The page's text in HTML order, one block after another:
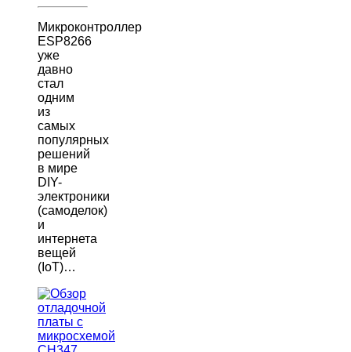
Микроконтроллер
ESP8266
уже
давно
стал
одним
из
самых
популярных
решений
в мире
DIY-
электроники
(самоделок)
и
интернета
вещей
(IoT)…